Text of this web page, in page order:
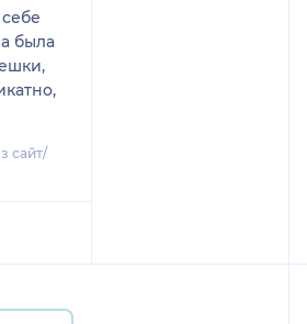
была
за
и
сайт/